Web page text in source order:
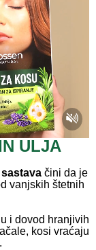
ULJA
čini da je
vanjskih štetnih
i dovod hranjivih
kosi vraćaju